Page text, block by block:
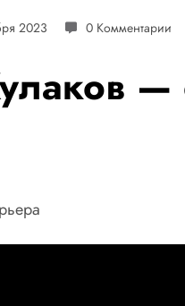
2023 0 Комментарии
—